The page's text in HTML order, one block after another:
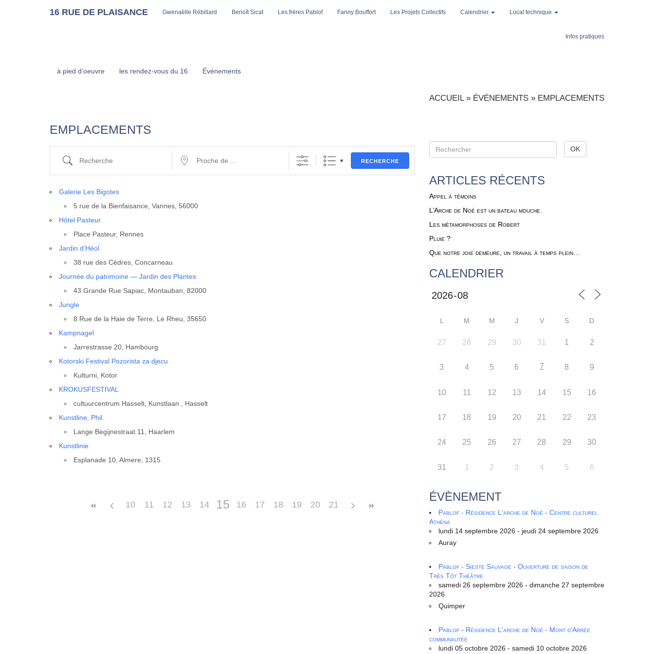
16 RUE DE PLAISANCE Gwenaëlle Rébillard Benoît Sicat Les frères Pablof Fanny Bouffort Les Projets Collectifs Calendrier Local technique
Infos pratiques
à pied d’oeuvre les rendez-vous du 16 Événements
ACCUEIL» ÉVÉNEMENTS » EMPLACEMENTS
EMPLACEMENTS
Recherche Proche de …
RECHERCHE
Gale­rie Les Bigotes
5 rue de la Bien­fai­sance, Vannes, 56000
Hôtel Pas­teur
Place Pas­teur, Rennes
Jar­din d’Héol
38 rue des Cèdres, Concar­neau
Jour­née du patri­moine — Jar­din des Plantes
43 Grande Rue Sapiac, Mon­tau­ban, 82000
Jungle
8 Rue de la Haie de Terre, Le Rheu, 35650
Kamp­na­gel
Jar­res­trasse 20, Ham­bourg
Kotors­ki Fes­ti­val Pozo­ris­ta za dje­cu
Kul­tur­ni, Kotor
KROKUSFESTIVAL
cultuur­cen­trum Has­selt, Kunst­laan , Has­selt
Kunst­line, Phil.
Lange Begi­j­nes­traat 11, Haar­lem
Kunst­li­nie
Espla­nade 10, Almere, 1315
10 11 12 13 14 15 16 17 18 19 20 21
ARTICLES RÉCENTS
Appel à témoins
L’Arche de Noé est un bateau mouche.
Les métamorphoses de Robert
Pluie ?
Que notre joie demeure, un travail à temps plein…
CALENDRIER
L M M J V S D
27 28 29 30 31 1 2
3 4 5 6 7 8 9
10 11 12 13 14 15 16
17 18 19 20 21 22 23
24 25 26 27 28 29 30
31 1 2 3 4 5 6
ÉVÈNEMENT
Pablof - Résidence L'arche de Noé - Centre culturel
Athéna
lundi 14 septembre 2026 - jeudi 24 septembre 2026
Auray
Pablof - Sieste Sauvage - Ouverture de saison de
Très Tôt Théâtre
samedi 26 septembre 2026 - dimanche 27 septembre
2026
Quimper
Pablof - Résidence L'arche de Noé - Mont d'Arrée
communautée
lundi 05 octobre 2026 - samedi 10 octobre 2026